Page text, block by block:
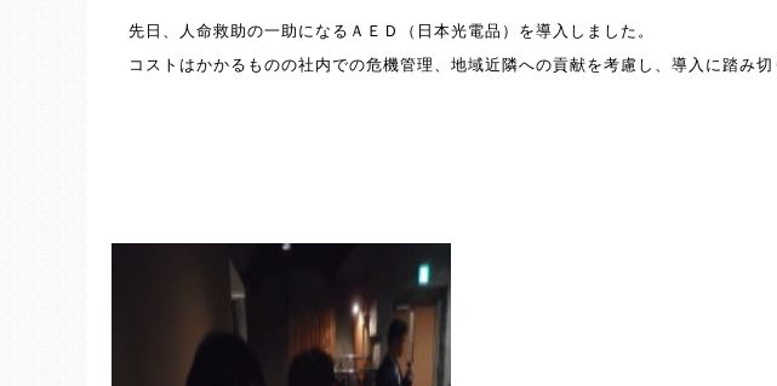
先日、人命救助の一助になるＡＥＤ（日本光電品）を導入しました。
コストはかかるものの社内での危機管理、地域近隣への貢献を考慮し、導入に踏み切